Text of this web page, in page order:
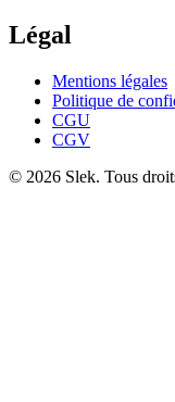
Légal
Mentions légales
Politique de
CGU
CGV
© 2026 Slek. Tous